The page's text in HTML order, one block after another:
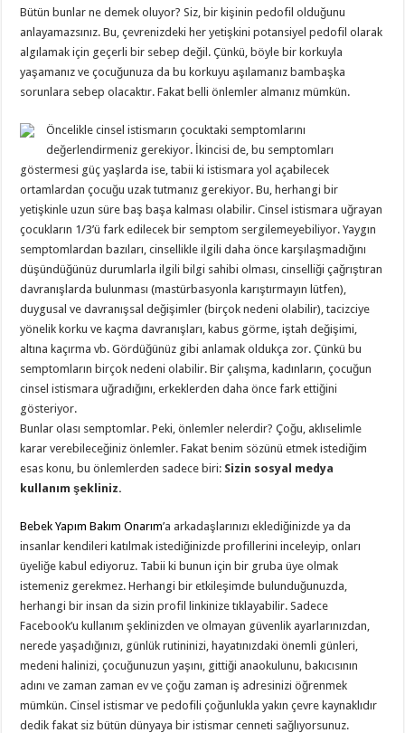
Bütün bunlar ne demek oluyor? Siz, bir kişinin pedofil olduğunu
anlayamazsınız. Bu, çevrenizdeki her yetişkini potansiyel pedofil olarak
algılamak için geçerli bir sebep değil. Çünkü, böyle bir korkuyla
yaşamanız ve çocuğunuza da bu korkuyu aşılamanız bambaşka
sorunlara sebep olacaktır. Fakat belli önlemler almanız mümkün.
Öncelikle cinsel istismarın çocuktaki semptomlarını
değerlendirmeniz gerekiyor. İkincisi de, bu semptomları
göstermesi güç yaşlarda ise, tabii ki istismara yol açabilecek
ortamlardan çocuğu uzak tutmanız gerekiyor. Bu, herhangi bir
yetişkinle uzun süre baş başa kalması olabilir. Cinsel istismara uğrayan
çocukların 1/3’ü fark edilecek bir semptom sergilemeyebiliyor. Yaygın
semptomlardan bazıları, cinsellikle ilgili daha önce karşılaşmadığını
düşündüğünüz durumlarla ilgili bilgi sahibi olması, cinselliği çağrıştıran
davranışlarda bulunması (mastürbasyonla karıştırmayın lütfen),
duygusal ve davranışsal değişimler (birçok nedeni olabilir), tacizciye
yönelik korku ve kaçma davranışları, kabus görme, iştah değişimi,
altına kaçırma vb. Gördüğünüz gibi anlamak oldukça zor. Çünkü bu
semptomların birçok nedeni olabilir. Bir çalışma, kadınların, çocuğun
cinsel istismara uğradığını, erkeklerden daha önce fark ettiğini
gösteriyor.
Bunlar olası semptomlar. Peki, önlemler nelerdir? Çoğu, aklıselimle
karar verebileceğiniz önlemler. Fakat benim sözünü etmek istediğim
esas konu, bu önlemlerden sadece biri: Sizin sosyal medya
kullanım şekliniz.
Bebek Yapım Bakım Onarım’a arkadaşlarınızı eklediğinizde ya da
insanlar kendileri katılmak istediğinizde profillerini inceleyip, onları
üyeliğe kabul ediyoruz. Tabii ki bunun için bir gruba üye olmak
istemeniz gerekmez. Herhangi bir etkileşimde bulunduğunuzda,
herhangi bir insan da sizin profil linkinize tıklayabilir. Sadece
Facebook’u kullanım şeklinizden ve olmayan güvenlik ayarlarınızdan,
nerede yaşadığınızı, günlük rutininizi, hayatınızdaki önemli günleri,
medeni halinizi, çocuğunuzun yaşını, gittiği anaokulunu, bakıcısının
adını ve zaman zaman ev ve çoğu zaman iş adresinizi öğrenmek
mümkün. Cinsel istismar ve pedofili çoğunlukla yakın çevre kaynaklıdır
dedik fakat siz bütün dünyaya bir istismar cenneti sağlıyorsunuz.